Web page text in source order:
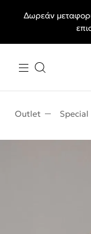
End of Season
Δωρεάν
Outlet Special